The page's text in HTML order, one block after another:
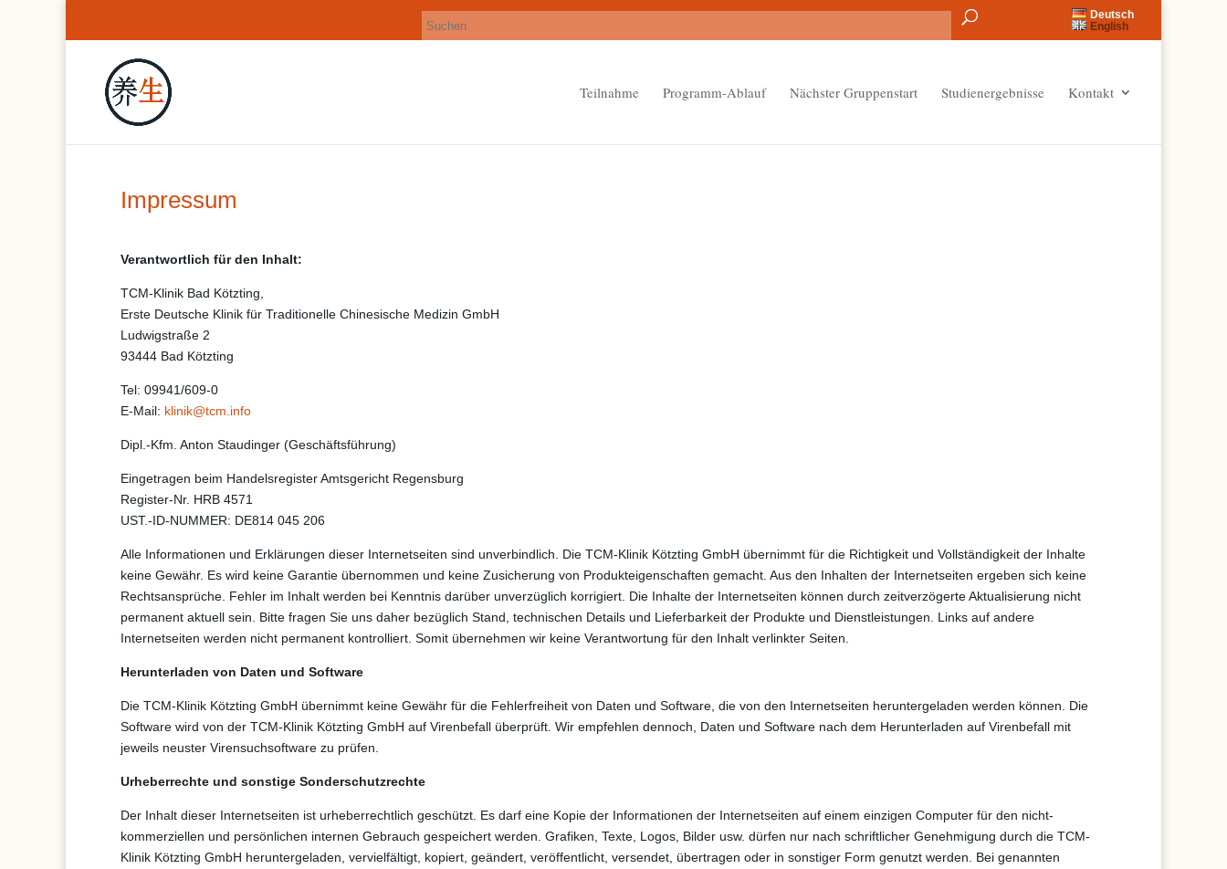
Deutsch
English
Teilnahme Programm-Ablauf Nächster Gruppenstart Studienergebnisse Kontakt
Impressum
Verantwortlich für den Inhalt:
TCM-Klinik Bad Kötzting,
Erste Deutsche Klinik für Traditionelle Chinesische Medizin GmbH
Ludwigstraße 2
93444 Bad Kötzting
Tel: 09941/609-0
E-Mail: klinik@tcm.info
Dipl.-Kfm. Anton Staudinger (Geschäftsführung)
Eingetragen beim Handelsregister Amtsgericht Regensburg
Register-Nr. HRB 4571
UST.-ID-NUMMER: DE814 045 206
Alle Informationen und Erklärungen dieser Internetseiten sind unverbindlich. Die TCM-Klinik Kötzting GmbH übernimmt für die Richtigkeit und Vollständigkeit der Inhalte
keine Gewähr. Es wird keine Garantie übernommen und keine Zusicherung von Produkteigenschaften gemacht. Aus den Inhalten der Internetseiten ergeben sich keine
Rechtsansprüche. Fehler im Inhalt werden bei Kenntnis darüber unverzüglich korrigiert. Die Inhalte der Internetseiten können durch zeitverzögerte Aktualisierung nicht
permanent aktuell sein. Bitte fragen Sie uns daher bezüglich Stand, technischen Details und Lieferbarkeit der Produkte und Dienstleistungen. Links auf andere
Internetseiten werden nicht permanent kontrolliert. Somit übernehmen wir keine Verantwortung für den Inhalt verlinkter Seiten.
Herunterladen von Daten und Software
Die TCM-Klinik Kötzting GmbH übernimmt keine Gewähr für die Fehlerfreiheit von Daten und Software, die von den Internetseiten heruntergeladen werden können. Die
Software wird von der TCM-Klinik Kötzting GmbH auf Virenbefall überprüft. Wir empfehlen dennoch, Daten und Software nach dem Herunterladen auf Virenbefall mit
jeweils neuster Virensuchsoftware zu prüfen.
Urheberrechte und sonstige Sonderschutzrechte
Der Inhalt dieser Internetseiten ist urheberrechtlich geschützt. Es darf eine Kopie der Informationen der Internetseiten auf einem einzigen Computer für den nicht-
kommerziellen und persönlichen internen Gebrauch gespeichert werden. Grafiken, Texte, Logos, Bilder usw. dürfen nur nach schriftlicher Genehmigung durch die TCM-
Klinik Kötzting GmbH heruntergeladen, vervielfältigt, kopiert, geändert, veröffentlicht, versendet, übertragen oder in sonstiger Form genutzt werden. Bei genannten